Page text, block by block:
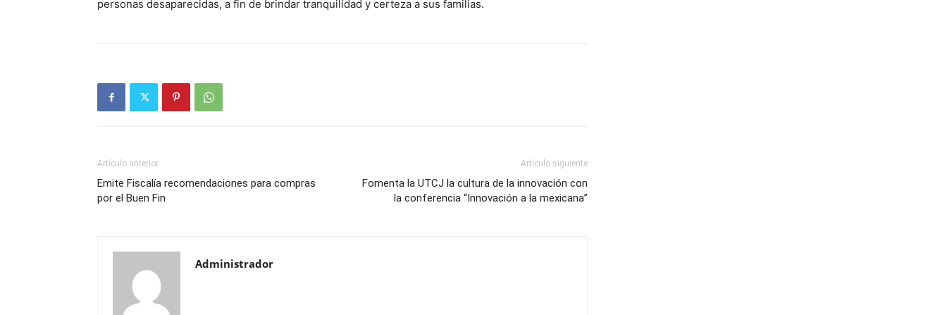
personas desaparecidas, a fin de brindar tranquilidad y certeza a sus familias.
Artículo anterior
Emite Fiscalía recomendaciones para compras
por el Buen Fin
Artículo siguiente
Fomenta la UTCJ la cultura de la innovación con
la conferencia “Innovación a la mexicana”
Administrador